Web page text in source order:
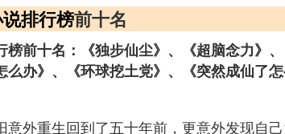
排行榜前十名
榜前十名：《独步仙尘》、《超脑念力》
么办》、《环球挖土党》、《突然成仙了
意外重生回到了五十年前，更意外发现自